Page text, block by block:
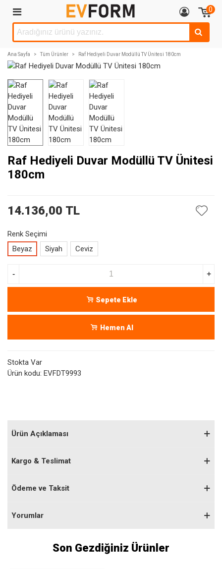
0
Ana Sayfa > Tüm Ürünler > Raf Hediyeli Duvar Modüllü TV Ünitesi 180cm
Raf Hediyeli Duvar Modüllü TV Ünitesi
180cm
14.136,00 TL
Renk Seçimi
Beyaz
Siyah Ceviz
- +
Sepete Ekle
Hemen Al
Stokta Var
Ürün kodu: EVFDT9993
Ürün Açıklaması
Kargo & Teslimat
Ödeme ve Taksit
Yorumlar
Son Gezdiğiniz Ürünler